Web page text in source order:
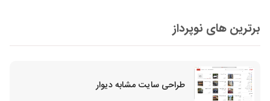
برترین های نوپرداز
طراحی سایت مشابه دیوار